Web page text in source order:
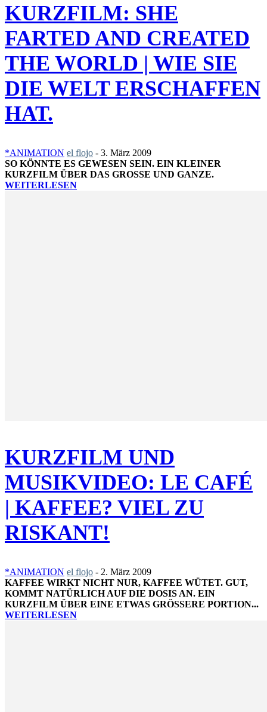
KURZFILM: SHE
FARTED AND CREATED
THE WORLD | WIE SIE
DIE WELT ERSCHAFFEN
HAT.
*ANIMATION el flojo - 3. März 2009
SO KÖNNTE ES GEWESEN SEIN. EIN KLEINER
KURZFILM ÜBER DAS GROSSE UND GANZE.
WEITERLESEN
KURZFILM UND
MUSIKVIDEO: LE CAFÉ
| KAFFEE? VIEL ZU
RISKANT!
*ANIMATION el flojo - 2. März 2009
KAFFEE WIRKT NICHT NUR, KAFFEE WÜTET. GUT,
KOMMT NATÜRLICH AUF DIE DOSIS AN. EIN
KURZFILM ÜBER EINE ETWAS GRÖSSERE PORTION...
WEITERLESEN